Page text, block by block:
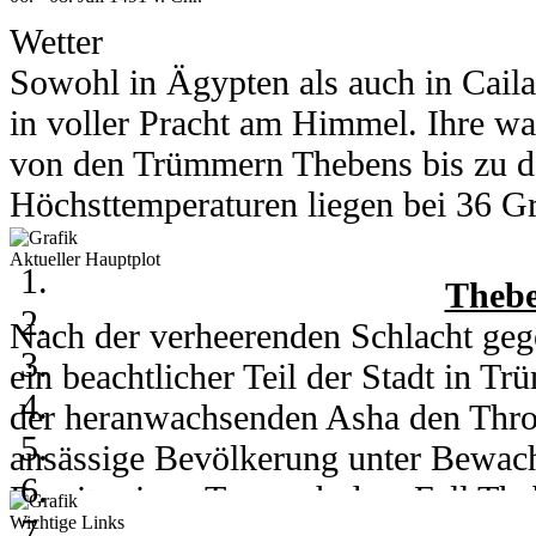
Was erwartet euch auf dieser
heraus! Und ein kleiner Tipp: Lasst
Wetter
Sowohl in Ägypten als auch in
in voller Pracht am Himmel. Ihre
von den Trümmern Thebens bis zu
Höchsttemperaturen liegen bei 36
Grad runter.
In Kou herrschen am 6. und 7. Juli
Grad. Am 8. des Monats kühlt ein
auf 28 Grad runter. Nachts erreicht
06. - 08. Juli 2003
Aktueller Hauptplot
Nach der verheerenden Schlacht
ein beachtlicher Teil der Stadt in
der heranwachsenden Asha den
ansässige Bevölkerung unter
Bereits einen Tag nach dem Fall
Wichtige Links